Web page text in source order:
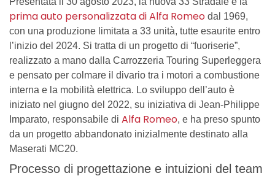
prima auto personalizzata di Alfa Romeo dal 1969,
con una produzione limitata a 33 unità, tutte esaurite entro
l’inizio del 2024. Si tratta di un progetto di “fuoriserie”,
realizzato a mano dalla Carrozzeria Touring Superleggera
e pensato per colmare il divario tra i motori a combustione
interna e la mobilità elettrica. Lo sviluppo dell’auto è
iniziato nel giugno del 2022, su iniziativa di Jean-Philippe
Imparato, responsabile di Alfa Romeo, e ha preso spunto
da un progetto abbandonato inizialmente destinato alla
Maserati MC20.
Processo di progettazione e intuizioni del team